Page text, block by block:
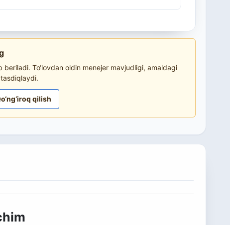
To‘lovdan oldin menejer mavjudligi, amaldagi
qilish